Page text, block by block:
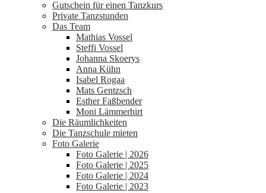
Gutschein für einen Tanzkurs
Private Tanzstunden
Das Team
Mathias Vossel
Steffi Vossel
Johanna Skoerys
Anna Kühn
Isabel Rogaa
Mats Gentzsch
Esther Faßbender
Moni Lämmerhirt
Die Räumlichkeiten
Die Tanzschule mieten
Foto Galerie
Foto Galerie | 2026
Foto Galerie | 2025
Foto Galerie | 2024
Foto Galerie | 2023